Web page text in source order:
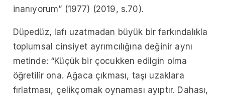
inanıyorum” (1977) (2019, s.70).
Düpedüz, lafı uzatmadan büyük bir farkındalıkla
toplumsal cinsiyet ayrımcılığına değinir aynı
metinde: “Küçük bir çocukken edilgin olma
öğretilir ona. Ağaca çıkması, taşı uzaklara
fırlatması, çelikçomak oynaması ayıptır. Dahası,